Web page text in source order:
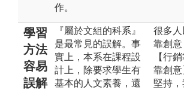
作。
學習
方法
容易
誤解
『屬於文組的科系』
是最常見的誤解。事
實上，本系在課程設
計上，除要求學生有
基本的人文素養，還
很多
靠創意
【行
靠創
堅持